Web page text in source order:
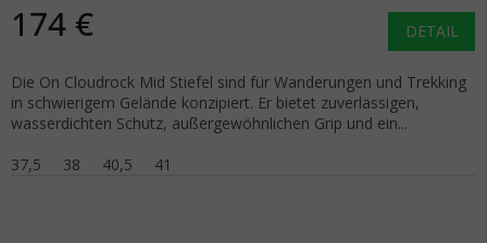
174 € DETAIL
Die On Cloudrock Mid Stiefel sind für Wanderungen und Trekking
in schwierigem Gelände konzipiert. Er bietet zuverlässigen,
wasserdichten Schutz, außergewöhnlichen Grip und ein...
37,5
38 40,5 41